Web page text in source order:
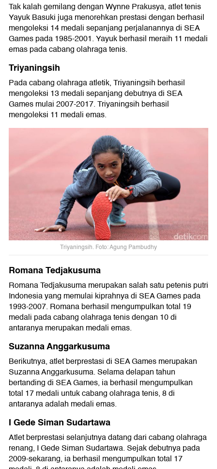
Tak kalah gemilang dengan Wynne Prakusya, atlet tenis
Yayuk Basuki juga menorehkan prestasi dengan berhasil
mengoleksi 14 medali sepanjang perjalanannya di SEA
Games pada 1985-2001. Yayuk berhasil meraih 11 medali
emas pada cabang olahraga tenis.
Triyaningsih
Pada cabang olahraga atletik, Triyaningsih berhasil
mengoleksi 13 medali sepanjang debutnya di SEA
Games mulai 2007-2017. Triyaningsih berhasil
mengoleksi 11 medali emas.
Triyaningsih. Foto: Agung Pambudhy
Romana Tedjakusuma
Romana Tedjakusuma merupakan salah satu petenis putri
Indonesia yang memulai kiprahnya di SEA Games pada
1993-2007. Romana berhasil mengumpulkan total 19
medali pada cabang olahraga tenis dengan 10 di
antaranya merupakan medali emas.
Suzanna Anggarkusuma
Berikutnya, atlet berprestasi di SEA Games merupakan
Suzanna Anggarkusuma. Selama delapan tahun
bertanding di SEA Games, ia berhasil mengumpulkan
total 17 medali untuk cabang olahraga tenis, 8 di
antaranya adalah medali emas.
I Gede Siman Sudartawa
Atlet berprestasi selanjutnya datang dari cabang olahraga
renang, I Gede Siman Sudartawa. Sejak debutnya pada
2009-sekarang, ia berhasil mengumpulkan total 17